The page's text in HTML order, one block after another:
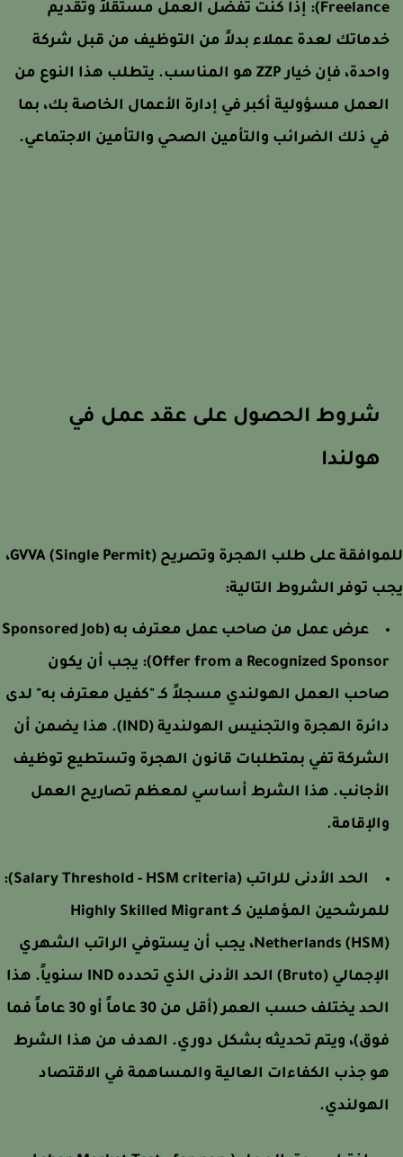
إذا كنت تفضل العمل مستقلاً وتقديم
لعدة عملاء بدلاً من التوظيف من قبل شركة
واحدة، فإن خيار ZZP هو المناسب. يتطلب هذا النوع من
مسؤولية أكبر في إدارة الأعمال الخاصة بك، بما
ذلك الضرائب والتأمين الصحي والتأمين الاجتماعي.
شروط الحصول على عقد عمل في
هولندا
للموافقة على طلب الهجرة وتصريح GVVA (Single Permit)،
توفر الشروط التالية:
عرض عمل من صاحب عمل معترف به (Sponsored Job
Offer from a Recognized
يجب أن يكون
العمل الهولندي مسجلاً كـ "كفيل معترف به" لدى
دائرة الهجرة والتجنيس الهولندية (IND). هذا يضمن أن
تفي بمتطلبات قانون الهجرة وتستطيع توظيف
هذا الشرط أساسي لمعظم تصاريح العمل
الحد الأدنى للراتب (Salary Threshold - HSM criteria):
المؤهلين كـ Highly Skilled Migrant
Netherlands(HSM)، يجب أن يستوفي الراتب الشهري
الإجمالي (Bruto) الحد الأدنى الذي تحدده IND سنوياً. هذا
الحد يختلف حسب العمر (أقل من 30 عاماً أو 30 عاماً فما
ويتم تحديثه بشكل دوري. الهدف من هذا الشرط
جذب الكفاءات العالية والمساهمة في الاقتصاد